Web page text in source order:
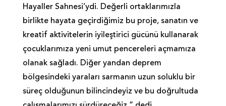
Hayaller Sahnesi’ydi. Değerli ortaklarımızla
birlikte hayata geçirdiğimiz bu proje, sanatın ve
kreatif aktivitelerin iyileştirici gücünü kullanarak
çocuklarımıza yeni umut pencereleri açmamıza
olanak sağladı. Diğer yandan deprem
bölgesindeki yaraları sarmanın uzun soluklu bir
süreç olduğunun bilincindeyiz ve bu doğrultuda